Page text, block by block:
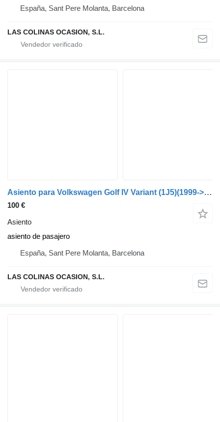
España, Sant Pere Molanta, Barcelona
LAS COLINAS OCASION, S.L.
Asiento para Volkswagen Golf IV Variant (1J5)(1999->) coche
100 €
Asiento
asiento de pasajero
España, Sant Pere Molanta, Barcelona
LAS COLINAS OCASION, S.L.